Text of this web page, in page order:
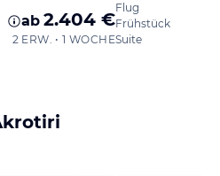
ab 2.404 €
2 ERW. • 1 WOCHE
Flug
Frühstück
Suite